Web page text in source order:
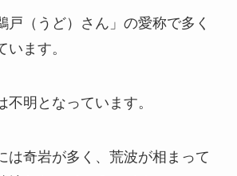
戸（うど）さん」の愛称で多く
ます。
不明となっています。
は奇岩が多く、荒波が相まって